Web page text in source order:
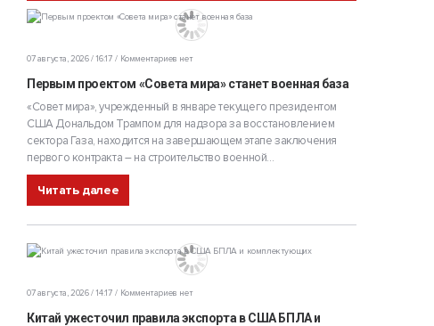
07 августа, 2026 / 16:17 Комментариев нет
Первым проектом «Совета мира» станет военная база
«Совет мира», учрежденный в январе текущего президентом
США Дональдом Трампом для надзора за восстановлением
сектора Газа, находится на завершающем этапе заключения
первого контракта – на строительство военной...
Читать далее
07 августа, 2026 / 14:17 Комментариев нет
Китай ужесточил правила экспорта в США БПЛА и